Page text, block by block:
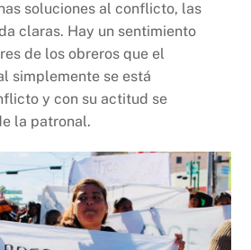
soluciones al conflicto, las
claras. Hay un sentimiento
de los obreros que el
simplemente se está
y con su actitud se
la patronal.